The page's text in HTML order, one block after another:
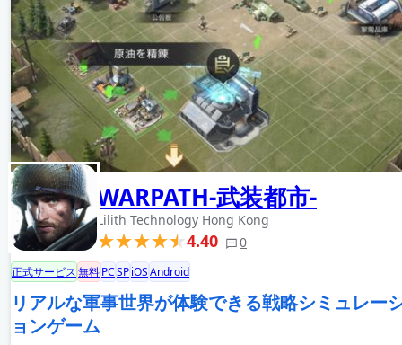
WARPATH-武装都市-
Lilith Technology Hong Kong
4.40 0
正式サービス無料PCSPiOSAndroid
リアルな軍事世界が体験できる戦略シミュレー
ョンゲーム